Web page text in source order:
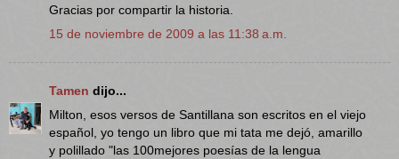
Gracias por compartir la historia.
15 de noviembre de 2009 a las 11:38 a.m.
Tamen dijo...
Milton, esos versos de Santillana son escritos en el viejo
español, yo tengo un libro que mi tata me dejó, amarillo
y polillado "las 100mejores poesías de la lengua